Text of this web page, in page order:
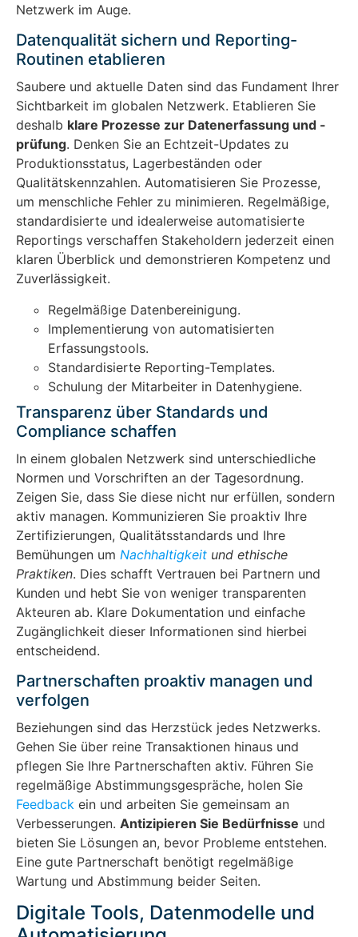
Netzwerk im Auge.
Datenqualität sichern und Reporting-
Routinen etablieren
Saubere und aktuelle Daten sind das Fundament Ihrer
Sichtbarkeit im globalen Netzwerk. Etablieren Sie
deshalb klare Prozesse zur Datenerfassung und -
prüfung. Denken Sie an Echtzeit-Updates zu
Produktionsstatus, Lagerbeständen oder
Qualitätskennzahlen. Automatisieren Sie Prozesse,
um menschliche Fehler zu minimieren. Regelmäßige,
standardisierte und idealerweise automatisierte
Reportings verschaffen Stakeholdern jederzeit einen
klaren Überblick und demonstrieren Kompetenz und
Zuverlässigkeit.
Regelmäßige Datenbereinigung.
Implementierung von automatisierten
Erfassungstools.
Standardisierte Reporting-Templates.
Schulung der Mitarbeiter in Datenhygiene.
Transparenz über Standards und
Compliance schaffen
In einem globalen Netzwerk sind unterschiedliche
Normen und Vorschriften an der Tagesordnung.
Zeigen Sie, dass Sie diese nicht nur erfüllen, sondern
aktiv managen. Kommunizieren Sie proaktiv Ihre
Zertifizierungen, Qualitätsstandards und Ihre
Bemühungen um Nachhaltigkeit und ethische
Praktiken. Dies schafft Vertrauen bei Partnern und
Kunden und hebt Sie von weniger transparenten
Akteuren ab. Klare Dokumentation und einfache
Zugänglichkeit dieser Informationen sind hierbei
entscheidend.
Partnerschaften proaktiv managen und
verfolgen
Beziehungen sind das Herzstück jedes Netzwerks.
Gehen Sie über reine Transaktionen hinaus und
pflegen Sie Ihre Partnerschaften aktiv. Führen Sie
regelmäßige Abstimmungsgespräche, holen Sie
Feedback ein und arbeiten Sie gemeinsam an
Verbesserungen. Antizipieren Sie Bedürfnisse und
bieten Sie Lösungen an, bevor Probleme entstehen.
Eine gute Partnerschaft benötigt regelmäßige
Wartung und Abstimmung beider Seiten.
Digitale Tools, Datenmodelle und